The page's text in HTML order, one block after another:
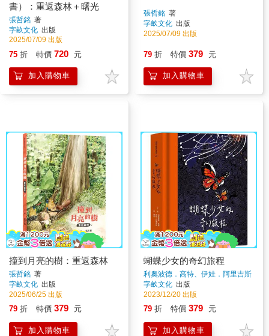
書）：重返森林＋曙光
張哲銘 著
字畝文化 出版
2025/07/09 出版
75 折 特價 720 元
加入購物車
張哲銘 著
字畝文化 出版
2025/07/09 出版
79 折 特價 379 元
加入購物車
撞到月亮的樹：重返森林
張哲銘 著
字畝文化 出版
2025/06/25 出版
79 折 特價 379 元
加入購物車
蝴蝶少女的奇幻旅程
利奧波德．高特、伊娃．阿里吉斯
著
字畝文化 出版
2023/12/20 出版
79 折 特價 379 元
加入購物車